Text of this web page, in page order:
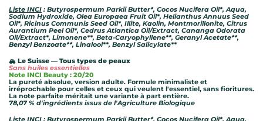
Liste INCI : Butyrospermum Parkii Butter*, Cocos Nucifera Oil*, Aqua,
Sodium Hydroxide, Olea Europaea Fruit Oil*, Helianthus Annuus Seed
Oil*, Ricinus Communis Seed Oil*, Illite, Kaolin, Montmorillonite, Citrus
Aurantium Peel Oil*, Cedrus Atlantica Oil/Extract, Cananga Odorata
Oil/Extract*, Limonene**, Beta-Caryophyllene**, Geranyl Acetate**,
Benzyl Benzoate**, Linalool**, Benzyl Salicylate**
🏔️ Le Suisse — Tous types de peaux
Sans huiles essentielles
Note INCI Beauty : 20/20
La pureté absolue, version adulte. Formule minimaliste et
irréprochable pour celles et ceux qui veulent l'essentiel, sans fioritures.
La note parfaite méritait une variante à part entière.
78,07 % d'ingrédients issus de l'Agriculture Biologique